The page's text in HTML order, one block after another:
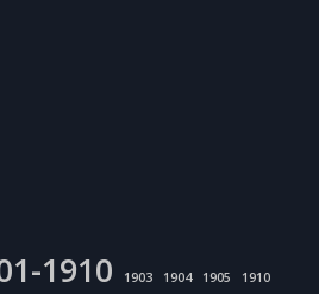
1910 1903 1904 1905 1910